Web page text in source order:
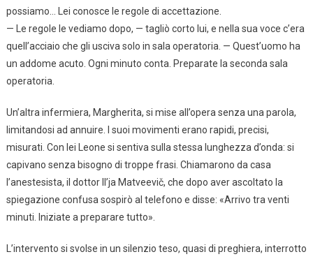
possiamo… Lei conosce le regole di accettazione.
— Le regole le vediamo dopo, — tagliò corto lui, e nella sua voce c’era
quell’acciaio che gli usciva solo in sala operatoria. — Quest’uomo ha
un addome acuto. Ogni minuto conta. Preparate la seconda sala
operatoria.
Un’altra infermiera, Margherita, si mise all’opera senza una parola,
limitandosi ad annuire. I suoi movimenti erano rapidi, precisi,
misurati. Con lei Leone si sentiva sulla stessa lunghezza d’onda: si
capivano senza bisogno di troppe frasi. Chiamarono da casa
l’anestesista, il dottor Il’ja Matveevič, che dopo aver ascoltato la
spiegazione confusa sospirò al telefono e disse: «Arrivo tra venti
minuti. Iniziate a preparare tutto».
L’intervento si svolse in un silenzio teso, quasi di preghiera, interrotto